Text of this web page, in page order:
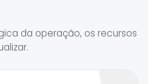
da operação, os recursos